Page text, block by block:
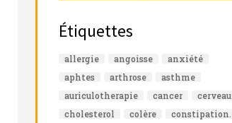
Étiquettes
allergie angoisse
anxiété
aphtes
arthrose
asthme
auriculotherapie
cancer
cerveau
cholesterol
colère
constipation.